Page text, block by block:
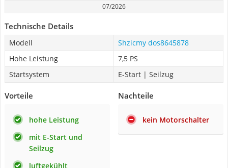
07/2026
Technische Details
Modell
Shzicmy ‎dos8645878
Hohe Leistung
7,5 PS
Startsystem
E-Start | Seilzug
Vorteile
hohe Leistung
mit E-Start und
Seilzug
luftgekühlt
Nachteile
kein Motorschalter